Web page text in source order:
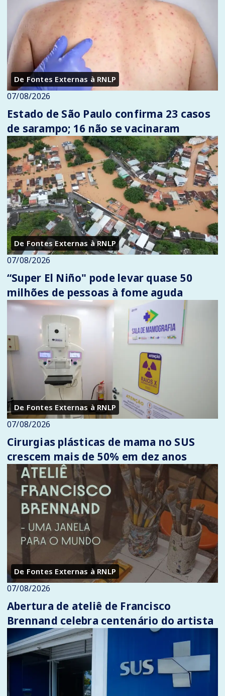
De Fontes Externas à RNLP
07/08/2026
Estado de São Paulo confirma 23 casos
de sarampo; 16 não se vacinaram
De Fontes Externas à RNLP
07/08/2026
“Super El Niño" pode levar quase 50
milhões de pessoas à fome aguda
De Fontes Externas à RNLP
07/08/2026
Cirurgias plásticas de mama no SUS
crescem mais de 50% em dez anos
De Fontes Externas à RNLP
07/08/2026
Abertura de ateliê de Francisco
Brennand celebra centenário do artista